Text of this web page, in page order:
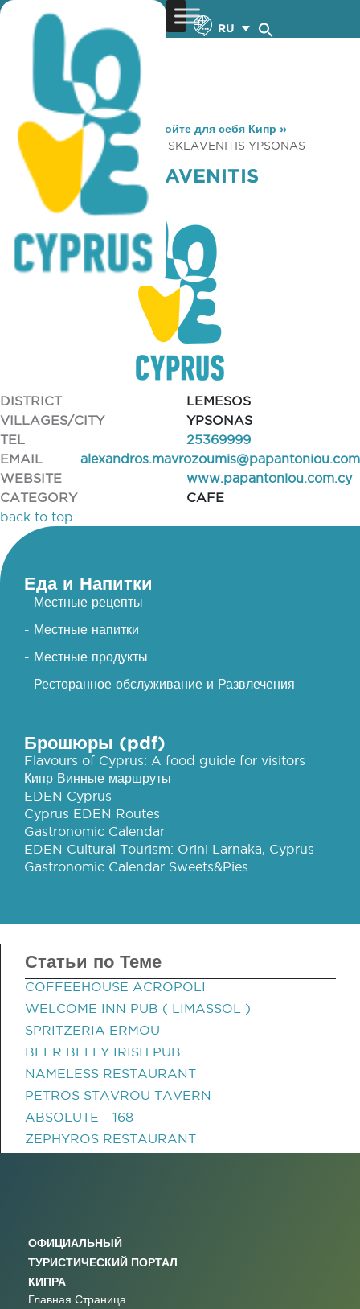
RU
You are here: Home »Откройте для себя Кипр »
Gastronomy
» IPERAGORA SKLAVENITIS YPSONAS
IPERAGORA SKLAVENITIS
YPSONAS
DISTRICT
LEMESOS
VILLAGES/CITY
YPSONAS
TEL
25369999
EMAIL
alexandros.mavrozoumis@papantoniou.com
WEBSITE
www.papantoniou.com.cy
CATEGORY
CAFE
back to top
Еда и Напитки
- Местные рецепты
- Местные напитки
- Местные продукты
- Ресторанное обслуживание и Развлечения
Брошюры (pdf)
Flavours of Cyprus: A food guide for visitors
Кипр Винные маршруты
EDEN Cyprus
Cyprus EDEN Routes
Gastronomic Calendar
EDEN Cultural Tourism: Orini Larnaka, Cyprus
Gastronomic Calendar Sweets&Pies
Статьи по Теме
COFFEEHOUSE ACROPOLI
WELCOME INN PUB ( LIMASSOL )
SPRITZERIA ERMOU
BEER BELLY IRISH PUB
NAMELESS RESTAURANT
PETROS STAVROU TAVERN
ABSOLUTE - 168
ZEPHYROS RESTAURANT
ОФИЦИАЛЬНЫЙ
ТУРИСТИЧЕСКИЙ ПОРТАЛ
КИПРА
Главная Страница